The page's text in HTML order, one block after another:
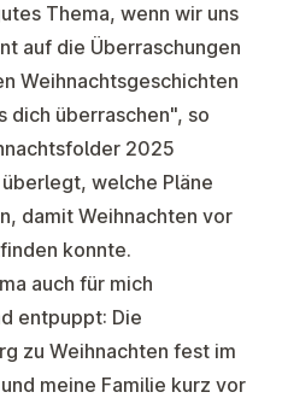
Thema, wenn wir uns
auf die Überraschungen
Weihnachtsgeschichten
dich überraschen", so
2025
welche Pläne
damit Weihnachten vor
konnte.
auch für mich
entpuppt: Die
zu Weihnachten fest im
meine Familie kurz vor